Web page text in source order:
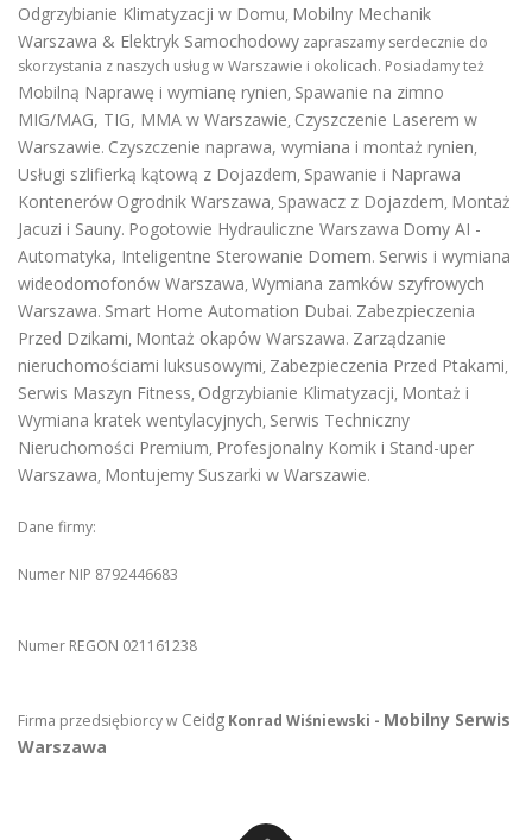
Odgrzybianie Klimatyzacji w Domu, Mobilny Mechanik
Warszawa & Elektryk Samochodowy zapraszamy serdecznie do
skorzystania z naszych usług w Warszawie i okolicach. Posiadamy też
Mobilną Naprawę i wymianę rynien, Spawanie na zimno
MIG/MAG, TIG, MMA w Warszawie, Czyszczenie Laserem w
Warszawie. Czyszczenie naprawa, wymiana i montaż rynien,
Usługi szlifierką kątową z Dojazdem, Spawanie i Naprawa
Kontenerów Ogrodnik Warszawa, Spawacz z Dojazdem, Montaż
Jacuzi i Sauny. Pogotowie Hydrauliczne Warszawa Domy AI -
Automatyka, Inteligentne Sterowanie Domem. Serwis i wymiana
wideodomofonów Warszawa, Wymiana zamków szyfrowych
Warszawa. Smart Home Automation Dubai. Zabezpieczenia
Przed Dzikami, Montaż okapów Warszawa. Zarządzanie
nieruchomościami luksusowymi, Zabezpieczenia Przed Ptakami,
Serwis Maszyn Fitness, Odgrzybianie Klimatyzacji, Montaż i
Wymiana kratek wentylacyjnych, Serwis Techniczny
Nieruchomości Premium, Profesjonalny Komik i Stand-uper
Warszawa, Montujemy Suszarki w Warszawie.
Dane firmy:
Numer NIP 8792446683
Numer REGON 021161238
Firma przedsiębiorcy w Ceidg Konrad Wiśniewski - Mobilny Serwis
Warszawa